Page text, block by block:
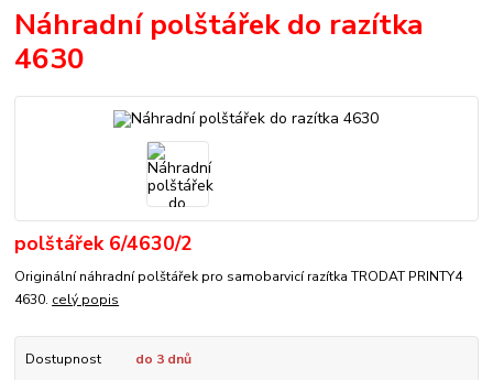
Náhradní polštářek do razítka
4630
polštářek 6/4630/2
Originální náhradní polštářek pro samobarvicí razítka TRODAT PRINTY4
4630. celý popis
Dostupnost
do 3 dnů